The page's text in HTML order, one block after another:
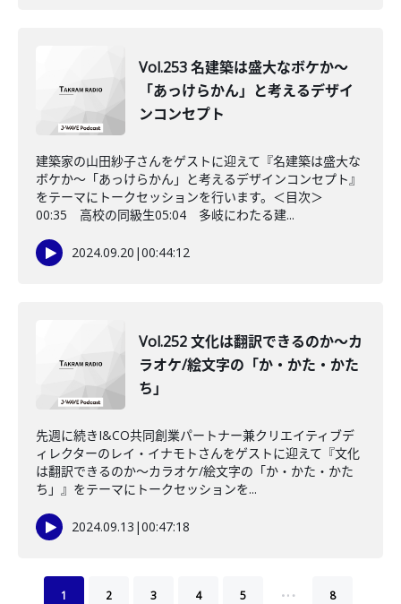
Vol.253 名建築は盛大なボケか〜
「あっけらかん」と考えるデザイ
ンコンセプト
建築家の山田紗子さんをゲストに迎えて『名建築は盛大な
ボケか〜「あっけらかん」と考えるデザインコンセプト』
をテーマにトークセッションを行います。＜目次＞
00:35 高校の同級生05:04 多岐にわたる建...
2024.09.20 |00:44:12
Vol.252 文化は翻訳できるのか〜カ
ラオケ/絵文字の「か・かた・かた
ち」
先週に続きI&CO共同創業パートナー兼クリエイティブデ
ィレクターのレイ・イナモトさんをゲストに迎えて『文化
は翻訳できるのか〜カラオケ/絵文字の「か・かた・かた
ち」』をテーマにトークセッションを...
2024.09.13 |00:47:18
1 2 3 4 5 … 8